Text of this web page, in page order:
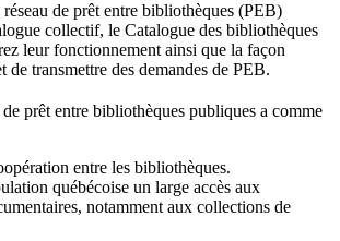
de prêt entre bibliothèques (PEB)
collectif, le Catalogue des bibliothèques
leur fonctionnement ainsi que la façon
de transmettre des demandes de PEB.
prêt entre bibliothèques publiques a comme
entre les bibliothèques.
québécoise un large accès aux
notamment aux collections de